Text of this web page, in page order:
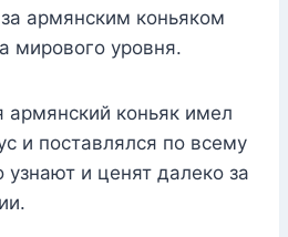
армянским коньяком
мирового уровня.
армянский коньяк имел
и поставлялся по всему
и ценят далеко за